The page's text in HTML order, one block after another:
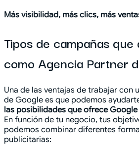
Más visibilidad, más clics, más
Tipos de campañas
como Agencia Partner
Una de las ventajas de trabajar con
de Google es que podemos
las posibilidades que ofrece Google
En función de tu negocio, tus
podemos combinar diferentes
publicitarias: